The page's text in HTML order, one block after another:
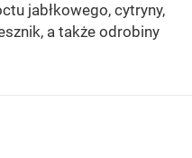
jabłkowego, cytryny,
a także odrobiny